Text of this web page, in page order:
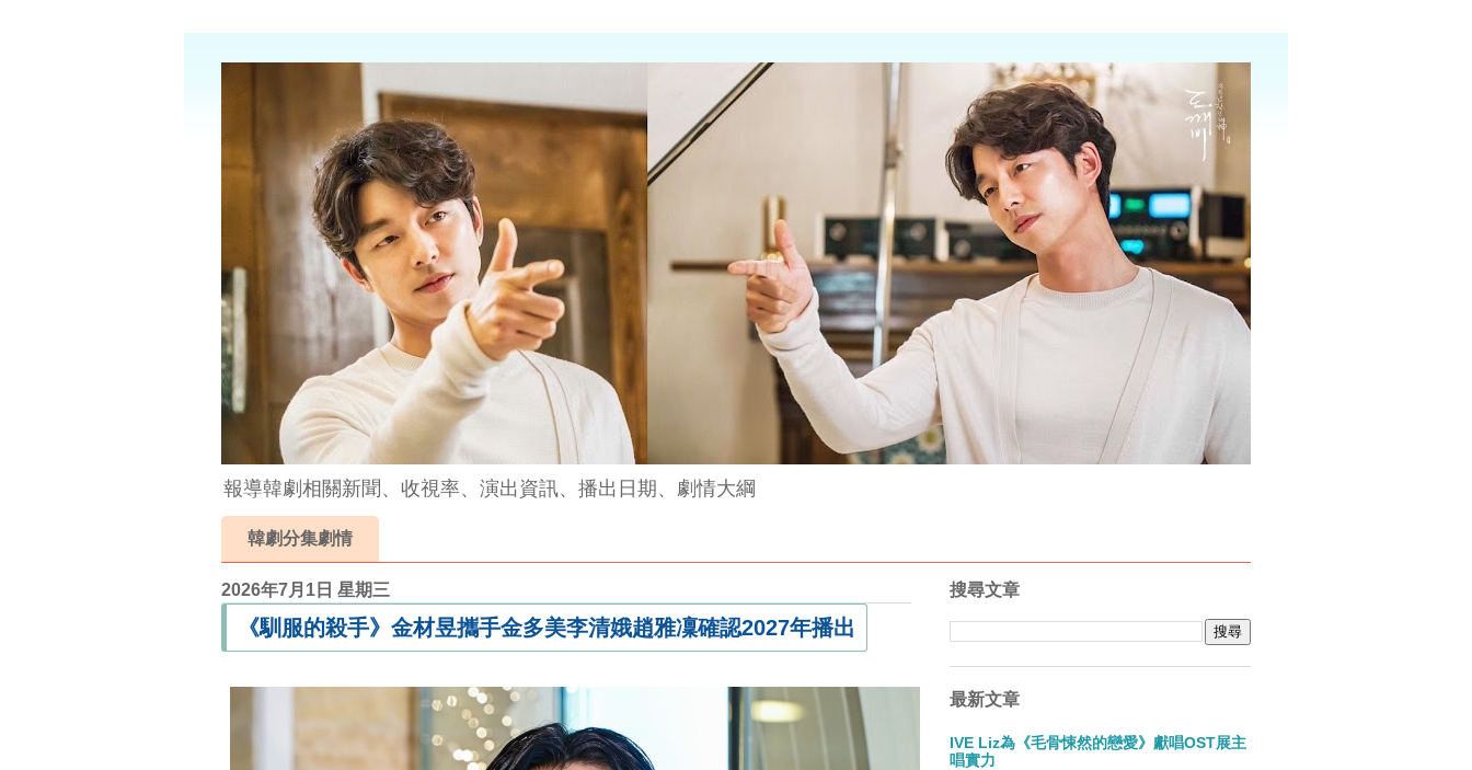
報導韓劇相關新聞、收視率、演出資訊、播出日期、劇情大綱
韓劇分集劇情
2026年7月1日 星期三
《馴服的殺手》金材昱攜手金多美李清娥趙雅凜確認2027年播出
搜尋文章
最新文章
IVE Liz為《毛骨悚然的戀愛》獻唱OST展主
唱實力